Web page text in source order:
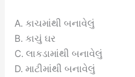
A. કાચમાંથી બનાવેલું
B. કાચું ઘર
C. લાકડામાંથી બનાવેલું
D. માટીમાંથી બનાવેલું